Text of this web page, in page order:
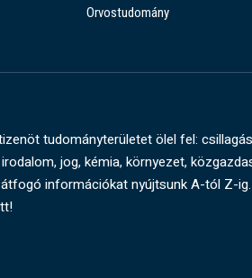
Orvostudomány
tudományterületet ölel fel:
jog, kémia, környezet,
információkat nyújtsunk A-tól Z-